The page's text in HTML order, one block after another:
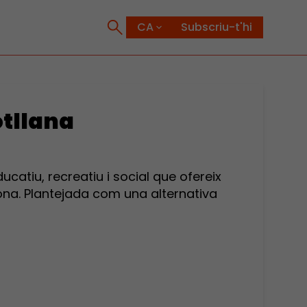
Subscriu-t'hi
recreatiu i social que ofereix
Plantejada com una alternativa